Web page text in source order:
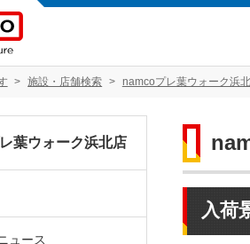
施設・店舗検索 namcoプレ葉ウォーク浜
入荷
葉ウォーク浜北店
ュース